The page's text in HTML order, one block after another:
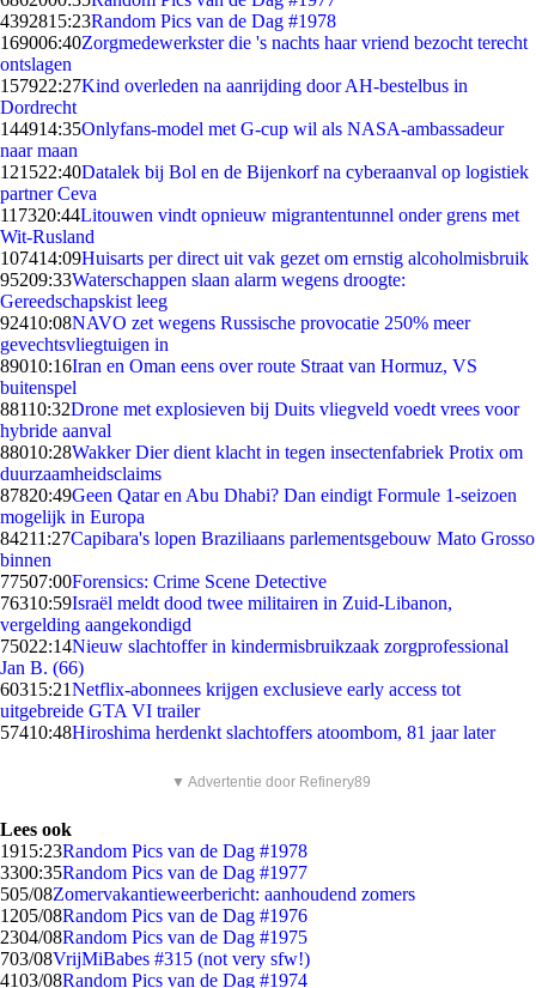
4392815:23Random Pics van de Dag #1978
169006:40Zorgmedewerkster die 's nachts haar vriend bezocht terecht
ontslagen
157922:27Kind overleden na aanrijding door AH-bestelbus in
Dordrecht
144914:35Onlyfans-model met G-cup wil als NASA-ambassadeur
naar maan
121522:40Datalek bij Bol en de Bijenkorf na cyberaanval op logistiek
partner Ceva
117320:44Litouwen vindt opnieuw migrantentunnel onder grens met
Wit-Rusland
107414:09Huisarts per direct uit vak gezet om ernstig alcoholmisbruik
95209:33Waterschappen slaan alarm wegens droogte:
Gereedschapskist leeg
92410:08NAVO zet wegens Russische provocatie 250% meer
gevechtsvliegtuigen in
89010:16Iran en Oman eens over route Straat van Hormuz, VS
buitenspel
88110:32Drone met explosieven bij Duits vliegveld voedt vrees voor
hybride aanval
88010:28Wakker Dier dient klacht in tegen insectenfabriek Protix om
duurzaamheidsclaims
87820:49Geen Qatar en Abu Dhabi? Dan eindigt Formule 1-seizoen
mogelijk in Europa
84211:27Capibara's lopen Braziliaans parlementsgebouw Mato Grosso
binnen
77507:00Forensics: Crime Scene Detective
76310:59Israël meldt dood twee militairen in Zuid-Libanon,
vergelding aangekondigd
75022:14Nieuw slachtoffer in kindermisbruikzaak zorgprofessional
Jan B. (66)
60315:21Netflix-abonnees krijgen exclusieve early access tot
uitgebreide GTA VI trailer
57410:48Hiroshima herdenkt slachtoffers atoombom, 81 jaar later
▼ Advertentie door Refinery89
Lees ook
1915:23Random Pics van de Dag #1978
3300:35Random Pics van de Dag #1977
505/08Zomervakantieweerbericht: aanhoudend zomers
1205/08Random Pics van de Dag #1976
2304/08Random Pics van de Dag #1975
703/08VrijMiBabes #315 (not very sfw!)
4103/08Random Pics van de Dag #1974